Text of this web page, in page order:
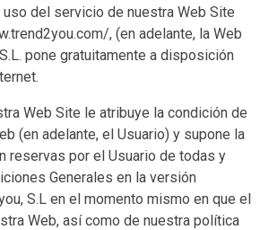
uso del servicio de nuestra Web Site
, (en adelante, la Web
pone gratuitamente a disposición
Web Site le atribuye la condición de
(en adelante, el Usuario) y supone la
reservas por el Usuario de todas y
Generales en la versión
S.L en el momento mismo en que el
Web, así como de nuestra política